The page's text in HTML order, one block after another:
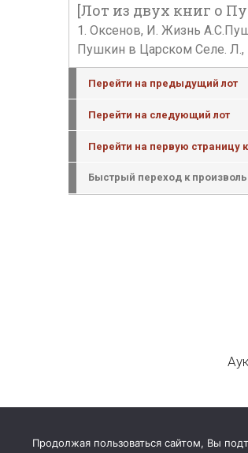
[Лот из двух книг о
1. Оксенов, И. Жизнь
Пушкин в Царском Селе. Л.,
Перейти на предыдущий лот
Перейти на следующий лот
Перейти на первую страницу
Быстрый переход к
Продолжая пользоваться сайтом, Вы